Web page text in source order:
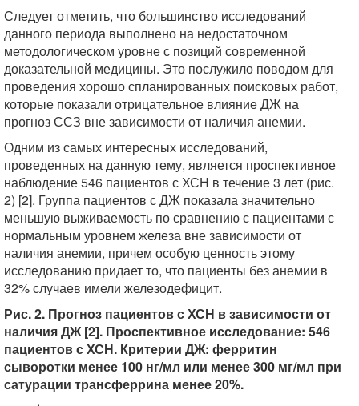
Следует отметить, что большинство исследований
данного периода выполнено на недостаточном
методологическом уровне с позиций современной
доказательной медицины. Это послужило поводом для
проведения хорошо спланированных поисковых работ,
которые показали отрицательное влияние ДЖ на
прогноз ССЗ вне зависимости от наличия анемии.
Одним из самых интересных исследований,
проведенных на данную тему, является проспективное
наблюдение 546 пациентов с ХСН в течение 3 лет (рис.
2) [2]. Группа пациентов с ДЖ показала значительно
меньшую выживаемость по сравнению с пациентами с
нормальным уровнем железа вне зависимости от
наличия анемии, причем особую ценность этому
исследованию придает то, что пациенты без анемии в
32% случаев имели железодефицит.
Рис. 2. Прогноз пациентов с ХСН в зависимости от
наличия ДЖ [2]. Проспективное исследование: 546
пациентов с ХСН. Критерии ДЖ: ферритин
сыворотки менее 100 нг/мл или менее 300 мг/мл при
сатурации трансферрина менее 20%.